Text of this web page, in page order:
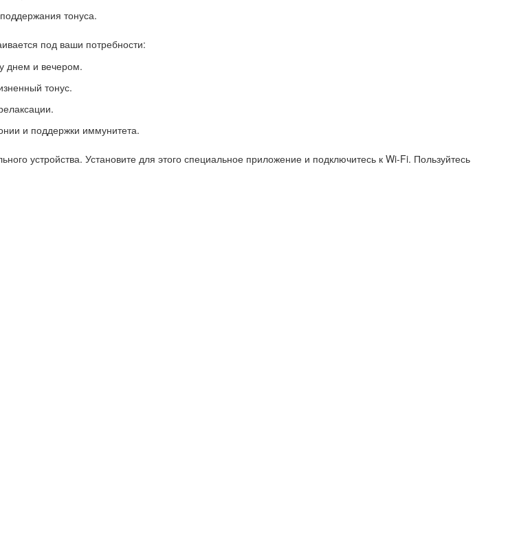
тонуса.
под ваши потребности:
днем и вечером.
тонус.
и поддержки иммунитета.
устройства. Установите для этого специальное приложение и подключитесь к Wi-Fi. Пользуйтесь